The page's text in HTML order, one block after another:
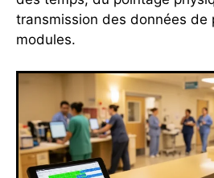
transmission des données de
modules.